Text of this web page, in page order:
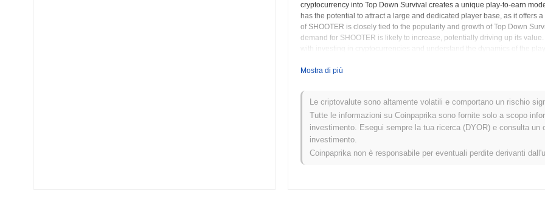
cryptocurrency into Top Down Survival creates a unique play-to-earn
has the potential to attract a large and dedicated player base, as it offers
of SHOOTER is closely tied to the popularity and growth of Top Down
demand for SHOOTER is likely to increase, potentially driving up its
with investing in cryptocurrencies and understand the dynamics of the
combining engaging gameplay with a rewarding cryptocurrency system,
SHOOTER (SHOOTER) FAQ – Metriche
Dove posso acquistare SHOOTER (SHOOTER)?
SHOOTER (SHOOTER) è ampiamente disponibile sugli exchange
Mostra di più
Le criptovalute sono altamente volatili e comportano un rischio
Tutte le informazioni su Coinpaprika sono fornite solo a scopo
investimento. Esegui sempre la tua ricerca (DYOR) e consulta
investimento.
Coinpaprika non è responsabile per eventuali perdite derivanti